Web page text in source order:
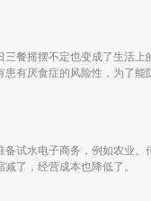
餐摇摆不定也变成了生活上
有厌食症的风险性，为了能
试水电子商务，例如农业。
了，经营成本也降低了。